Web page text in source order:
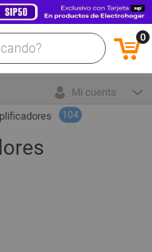
0
Mi cuenta
104